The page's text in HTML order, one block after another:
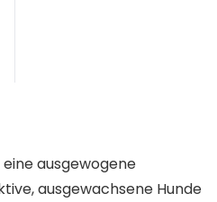
ausgewogene
ausgewachsene Hunde